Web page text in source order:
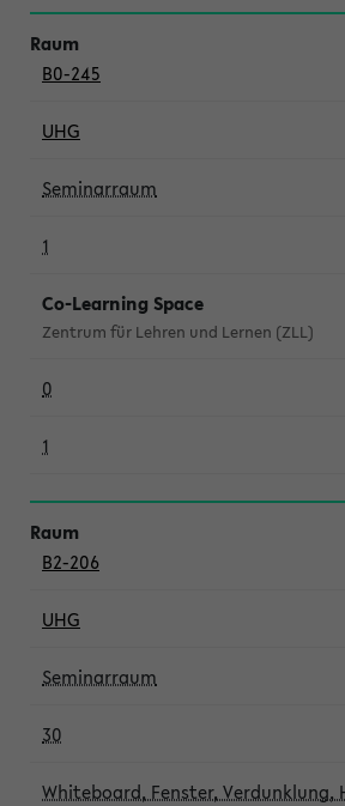
B0-245
UHG
Seminarraum
1
Co-Learning Space
Zentrum für Lehren und Lernen (ZLL)
0
1
B2-206
UHG
Seminarraum
30
Whiteboard, Fenster, Verdunklung,